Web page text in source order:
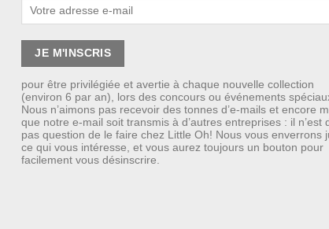
pour être privilégiée et avertie à chaque nouvelle collection
(environ 6 par an), lors des concours ou événements
Nous n’aimons pas recevoir des tonnes d’e-mails et encore
que notre e-mail soit transmis à d’autres entreprises : il n’est
pas question de le faire chez Little Oh! Nous vous enverrons
ce qui vous intéresse, et vous aurez toujours un bouton pour
facilement vous désinscrire.